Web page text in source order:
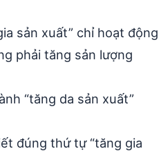
sản xuất” chỉ hoạt động
phải tăng sản lượng
“tăng da sản xuất”
đúng thứ tự “tăng gia